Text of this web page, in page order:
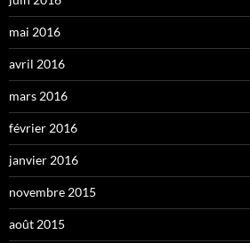
mai 2016
avril 2016
mars 2016
février 2016
janvier 2016
novembre 2015
août 2015